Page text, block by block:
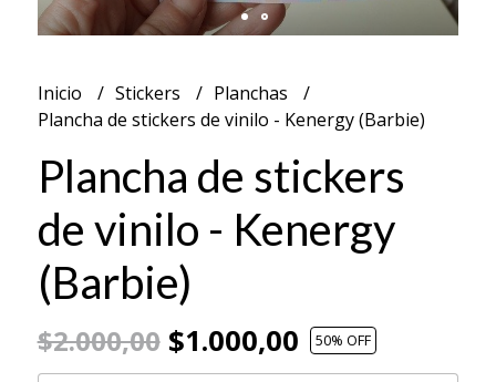
Inicio Stickers
Planchas
Plancha de stickers de vinilo - Kenergy (Barbie)
Plancha de stickers
de vinilo - Kenergy
(Barbie)
$2.000,00$1.000,00 50% OFF